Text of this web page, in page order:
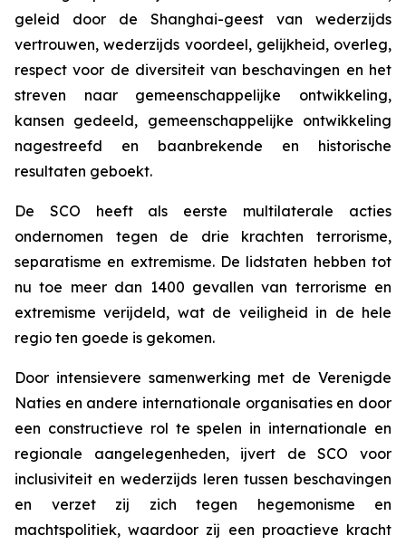
geleid door de Shanghai-geest van wederzijds
vertrouwen, wederzijds voordeel, gelijkheid, overleg,
respect voor de diversiteit van beschavingen en het
streven naar gemeenschappelijke ontwikkeling,
kansen gedeeld, gemeenschappelijke ontwikkeling
nagestreefd en baanbrekende en historische
resultaten geboekt.
De SCO heeft als eerste multilaterale acties
ondernomen tegen de drie krachten terrorisme,
separatisme en extremisme. De lidstaten hebben tot
nu toe meer dan 1400 gevallen van terrorisme en
extremisme verijdeld, wat de veiligheid in de hele
regio ten goede is gekomen.
Door intensievere samenwerking met de Verenigde
Naties en andere internationale organisaties en door
een constructieve rol te spelen in internationale en
regionale aangelegenheden, ijvert de SCO voor
inclusiviteit en wederzijds leren tussen beschavingen
en verzet zij zich tegen hegemonisme en
machtspolitiek, waardoor zij een proactieve kracht